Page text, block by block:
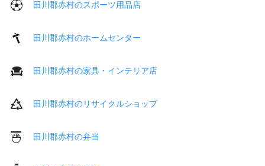
田川郡赤村のスポーツ用品店
田川郡赤村のホームセンター
田川郡赤村の家具・インテリア店
田川郡赤村のリサイクルショップ
田川郡赤村の弁当